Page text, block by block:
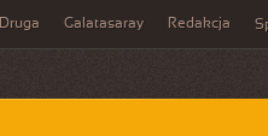
Druga Galatasaray Redakcja